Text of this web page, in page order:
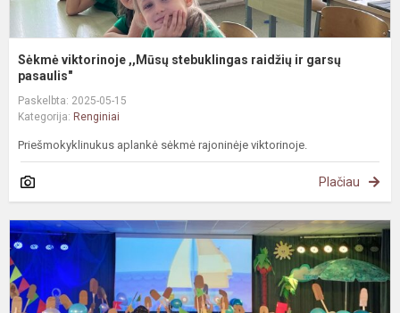
Sėkmė viktorinoje ,,Mūsų stebuklingas raidžių ir garsų
pasaulis"
Paskelbta: 2025-05-15
Kategorija: Renginiai
Priešmokyklinukus aplankė sėkmė rajoninėje viktorinoje.
Plačiau